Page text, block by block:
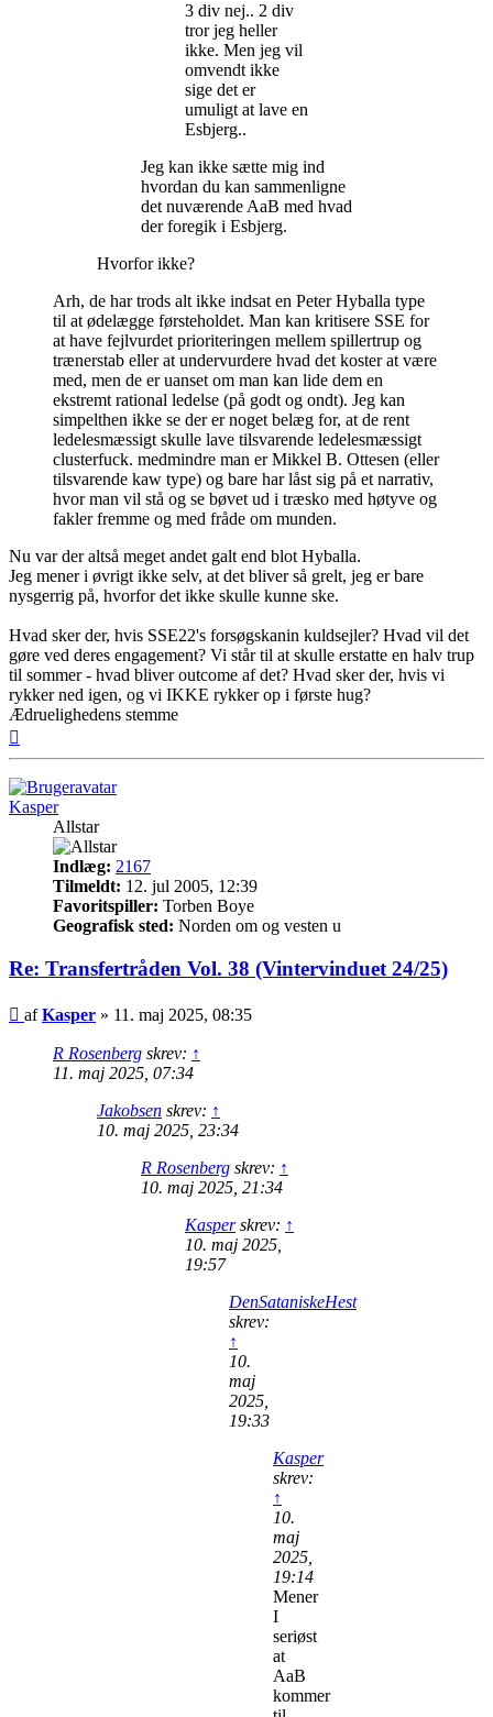
3 div nej.. 2 div
tror jeg heller
ikke. Men jeg vil
omvendt ikke
sige det er
umuligt at lave en
Esbjerg..
Jeg kan ikke sætte mig ind
hvordan du kan sammenligne
det nuværende AaB med hvad
der foregik i Esbjerg.
Hvorfor ikke?
Arh, de har trods alt ikke indsat en Peter Hyballa type
til at ødelægge førsteholdet. Man kan kritisere SSE for
at have fejlvurdet prioriteringen mellem spillertrup og
trænerstab eller at undervurdere hvad det koster at være
med, men de er uanset om man kan lide dem en
ekstremt rational ledelse (på godt og ondt). Jeg kan
simpelthen ikke se der er noget belæg for, at de rent
ledelesmæssigt skulle lave tilsvarende ledelesmæssigt
clusterfuck. medmindre man er Mikkel B. Ottesen (eller
tilsvarende kaw type) og bare har låst sig på et narrativ,
hvor man vil stå og se bøvet ud i træsko med høtyve og
fakler fremme og med fråde om munden.
Nu var der altså meget andet galt end blot Hyballa.
Jeg mener i øvrigt ikke selv, at det bliver så grelt, jeg er bare
nysgerrig på, hvorfor det ikke skulle kunne ske.
Hvad sker der, hvis SSE22's forsøgskanin kuldsejler? Hvad vil det
gøre ved deres engagement? Vi står til at skulle erstatte en halv trup
til sommer - hvad bliver outcome af det? Hvad sker der, hvis vi
rykker ned igen, og vi IKKE rykker op i første hug?
Ædruelighedens stemme
Kasper
Allstar
Indlæg: 2167
Tilmeldt: 12. jul 2005, 12:39
Favoritspiller: Torben Boye
Geografisk sted: Norden om og vesten u
Re: Transfertråden Vol. 38 (Vintervinduet 24/25)
Indlæg
afKasper » 11. maj 2025, 08:35
R Rosenberg skrev: ↑
11. maj 2025, 07:34
Jakobsen skrev: ↑
10. maj 2025, 23:34
R Rosenberg skrev: ↑
10. maj 2025, 21:34
Kasperskrev: ↑
10. maj 2025,
19:57
DenSataniskeHest
skrev:
↑
10.
maj
2025,
19:33
Kasper
skrev:
↑
10.
maj
2025,
19:14
Mener
I
seriøst
at
AaB
kommer